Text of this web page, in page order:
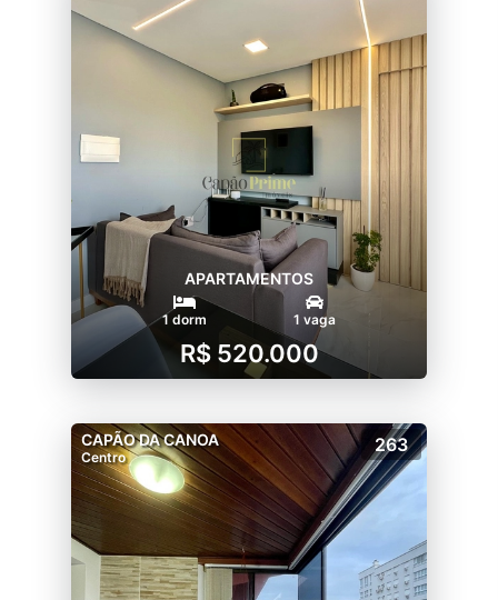
APARTAMENTOS
1 dorm 1 vaga
R$ 520.000
CAPÃO DA CANOA
Centro
263